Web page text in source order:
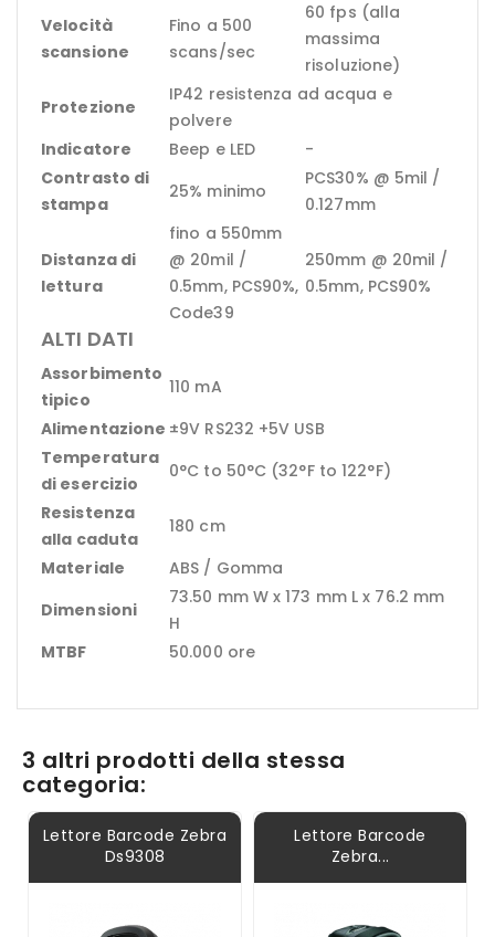
Velocità
scansione
Fino a 500
scans/sec
60 fps (alla
massima
risoluzione)
Protezione
IP42 resistenza ad acqua e
polvere
Indicatore
Beep e LED
-
Contrasto di
stampa
25% minimo
PCS30% @ 5mil /
0.127mm
Distanza di
lettura
fino a 550mm
@ 20mil /
0.5mm, PCS90%,
Code39
250mm @ 20mil /
0.5mm, PCS90%
ALTI DATI
Assorbimento
tipico
110 mA
Alimentazione ±9V RS232 +5V USB
Temperatura
di esercizio
0°C to 50°C (32°F to 122°F)
Resistenza
alla caduta
180 cm
Materiale
ABS / Gomma
Dimensioni
73.50 mm W x 173 mm L x 76.2 mm
H
MTBF
50.000 ore
3 altri prodotti della stessa
categoria:
Lettore Barcode Zebra
Ds9308
Lettore Barcode
Zebra...